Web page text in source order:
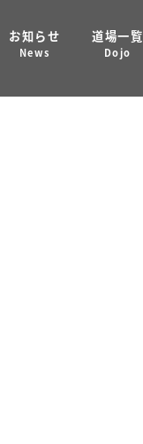
お知らせ 道場一覧